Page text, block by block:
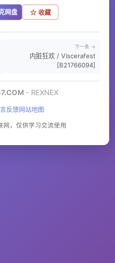
网盘 ☆ 收藏
下一条 →
内脏狂欢 / Viscerafest
[B21766094]
- REXNEX
反馈网站地图
网，仅供学习交流使用